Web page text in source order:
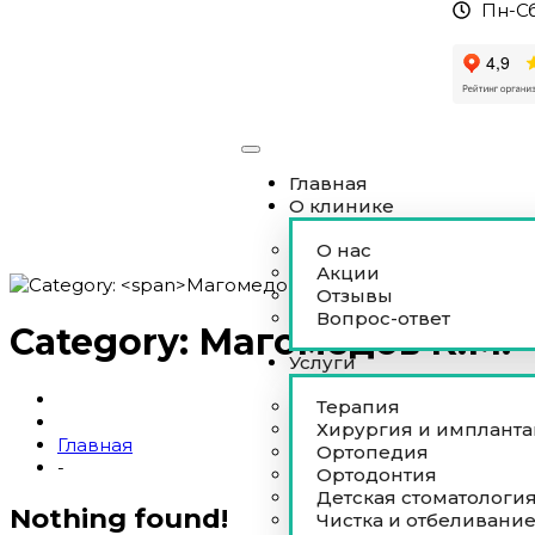
Пн-
Главная
О клинике
О нас
Акции
Отзывы
Вопрос-ответ
Услуги
Терапия
Хирургия и
Ортопедия
Ортодонтия
Детская
Чистка и отбеливание
Category: Магомедов К.М.
Главная
-
Nothing found!